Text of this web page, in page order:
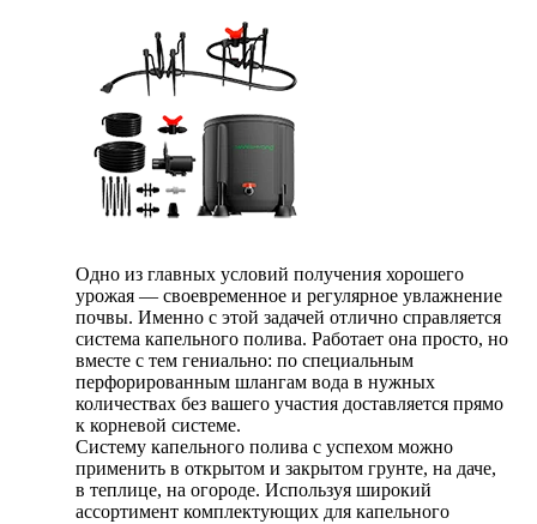
Одно из главных условий получения хорошего
урожая — своевременное и регулярное увлажнение
почвы. Именно с этой задачей отлично справляется
система капельного полива. Работает она просто, но
вместе с тем гениально: по специальным
перфорированным шлангам вода в нужных
количествах без вашего участия доставляется прямо
к корневой системе.
Систему капельного полива с успехом можно
применить в открытом и закрытом грунте, на даче,
в теплице, на огороде. Используя широкий
ассортимент комплектующих для капельного